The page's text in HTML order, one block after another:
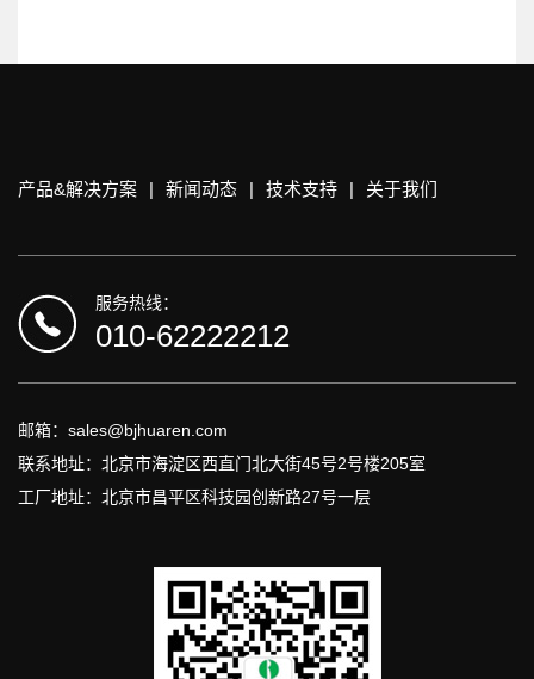
产品&解决方案 | 新闻动态 | 技术支持 | 关于我们
服务热线：
010-62222212
邮箱：sales@bjhuaren.com
联系地址：北京市海淀区西直门北大街45号2号楼205室
工厂地址：北京市昌平区科技园创新路27号一层